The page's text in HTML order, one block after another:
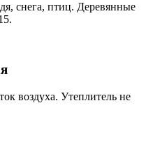
снега, птиц. Деревянные
воздуха. Утеплитель не